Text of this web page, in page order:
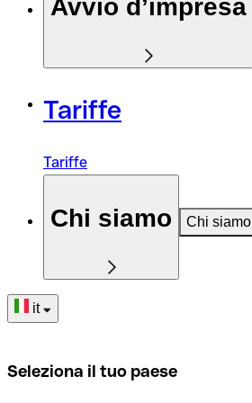
Avvio d’impresa
Tariffe
Tariffe
Chi siamo Chi siamo
it
Seleziona il tuo paese